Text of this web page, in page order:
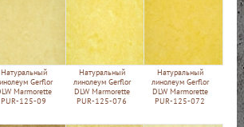
Натуральный
Gerflor
Marmorette
PUR-125-09
Натуральный
линолеум Gerflor
DLW Marmorette
PUR-125-076
Натуральный
линолеум Gerflor
DLW Marmorette
PUR-125-072